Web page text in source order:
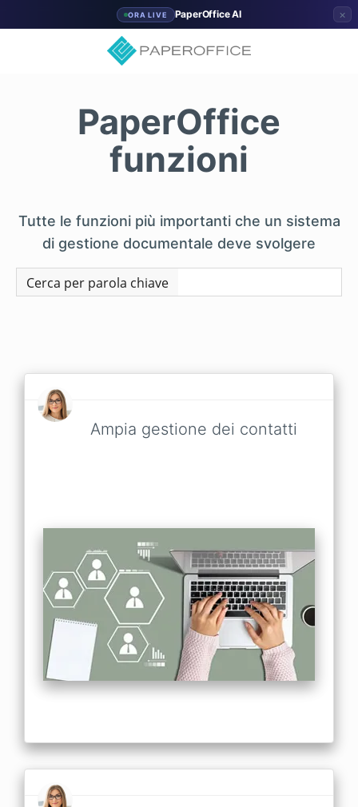
ORA LIVE PaperOffice AI ×
PaperOffice
funzioni
Tutte le funzioni più importanti che un sistema
di gestione documentale deve svolgere
Cerca per parola chiave
Ampia gestione dei contatti